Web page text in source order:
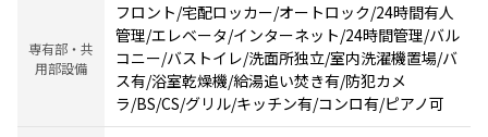
専有部・共
用部設備
フロント/宅配ロッカー/オートロック/24時間有人
管理/エレベータ/インターネット/24時間管理/バル
コニー/バストイレ/洗面所独立/室内洗濯機置場/バ
ス有/浴室乾燥機/給湯追い焚き有/防犯カメ
ラ/BS/CS/グリル/キッチン有/コンロ有/ピアノ可